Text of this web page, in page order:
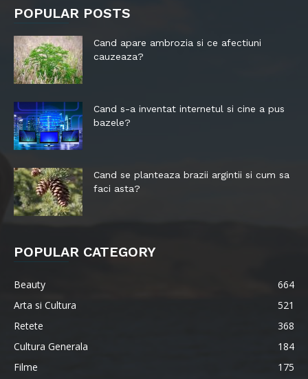
POPULAR POSTS
Cand apare ambrozia si ce afectiuni
cauzeaza?
Cand s-a inventat internetul si cine a pus
bazele?
Cand se planteaza brazii argintii si cum sa
faci asta?
POPULAR CATEGORY
Beauty
664
Arta si Cultura
521
Retete
368
Cultura Generala
184
Filme
175